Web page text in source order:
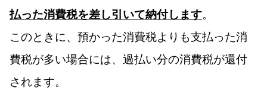
払った消費税を差し引いて納付します。
このときに、預かった消費税よりも支払った消
費税が多い場合には、過払い分の消費税が還付
されます。